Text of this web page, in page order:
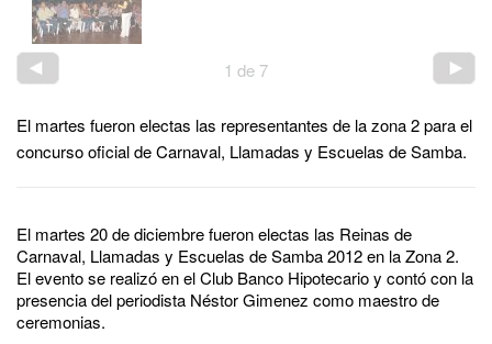
1 de 7
El martes fueron electas las representantes de la zona 2 para el
concurso oficial de Carnaval, Llamadas y Escuelas de Samba.
El martes 20 de diciembre fueron electas las Reinas de
Carnaval, Llamadas y Escuelas de Samba 2012 en la Zona 2.
El evento se realizó en el Club Banco Hipotecario y contó con la
presencia del periodista Néstor Gimenez como maestro de
ceremonias.